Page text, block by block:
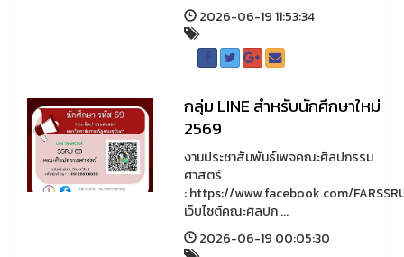
2026-06-19 11:53:34
กลุ่ม LINE สำหรับนักศึกษาใหม่
2569
งานประชาสัมพันธ์เพจคณะศิลปกรรม
ศาสตร์
: https://www.facebook.com/
เว็บไซต์คณะศิลปก ...
2026-06-19 00:05:30